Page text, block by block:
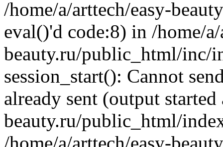
/home/a/arttech/easy-
eval()'d code:8) in /home/
beauty.ru/public_html/inc/
session_start(): Cannot
already sent (output
beauty.ru/public_html/